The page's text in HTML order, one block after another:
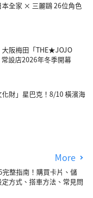
全家 × 三麗鷗 26位角色
大阪梅田「THE★JOJO
常設店2026年冬季開幕
財」星巴克！8/10 橫濱海
More
整指南！購買卡片、儲
方式、搭車方法、常見問